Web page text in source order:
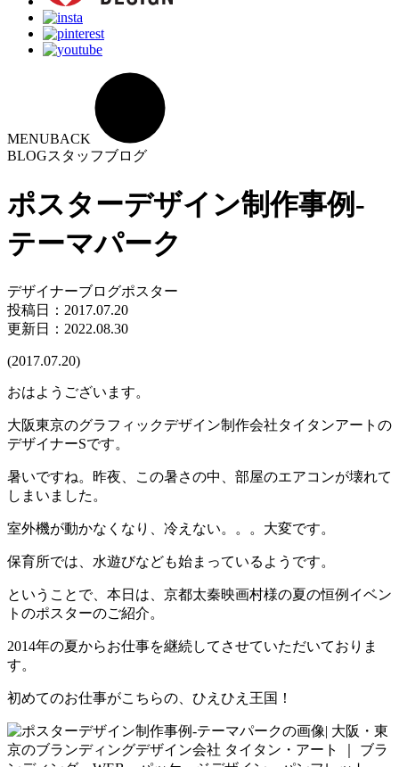
MENUBACK
BLOGスタッフブログ
ポスターデザイン制作事例-
テーマパーク
デザイナーブログポスター
投稿日： 2017.07.20
更新日：2022.08.30
(2017.07.20)
おはようございます。
大阪東京のグラフィックデザイン制作会社タイタンアートの
デザイナーSです。
暑いですね。昨夜、この暑さの中、部屋のエアコンが壊れて
しまいました。
室外機が動かなくなり、冷えない。。。大変です。
保育所では、水遊びなども始まっているようです。
ということで、本日は、京都太秦映画村様の夏の恒例イベン
トのポスターのご紹介。
2014年の夏からお仕事を継続してさせていただいておりま
す。
初めてのお仕事がこちらの、ひえひえ王国！